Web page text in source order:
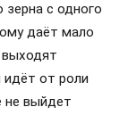
с одного
даёт мало
идёт от роли
не выйдет